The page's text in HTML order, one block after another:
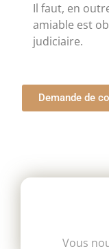
Il faut, en
amiable est
judiciaire.
Demande de
Vous